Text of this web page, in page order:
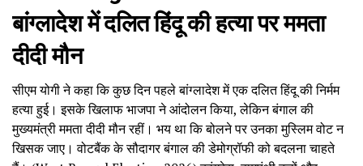
बांग्लादेश में दलित हिंदू की हत्या पर ममता
दीदी मौन
सीएम योगी ने कहा कि कुछ दिन पहले बांग्लादेश में एक दलित हिंदू की निर्मम
हत्या हुई। इसके खिलाफ भाजपा ने आंदोलन किया, लेकिन बंगाल की
मुख्यमंत्री ममता दीदी मौन रहीं। भय था कि बोलने पर उनका मुस्लिम वोट न
खिसक जाए। वोटबैंक के सौदागर बंगाल की डेमोग्रॉफी को बदलना चाहते